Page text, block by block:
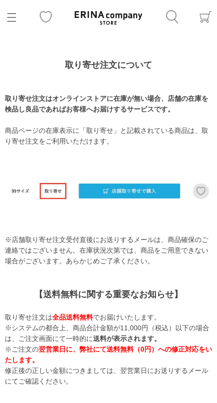
取り寄せ注文について
取り寄せ注文はオンラインストアに在庫が無い場合、店舗の在庫を
検品し良品であればお客様へお届けするサービスです。
商品ページの在庫表示に「取り寄せ」と記載されている商品は、取
り寄せ注文をご利用いただけます。
※店舗取り寄せ注文受付直後にお送りするメールは、商品確保のご
連絡ではございません。在庫状況次第では、商品をご用意できない
場合がございます。あらかじめご了承ください。
【送料無料に関する重要なお知らせ】
取り寄せ注文は全品送料無料でお届けいたします。
※システムの都合上、商品合計金額が11,000円（税込）以下の場合
は、ご注文画面にて一時的に送料が表示されます。
※ご注文の翌営業日に、弊社にて送料無料（0円）への修正対応をい
たします。
修正後の正しい金額につきましては、翌営業日にお送りするメール
にてご確認ください。